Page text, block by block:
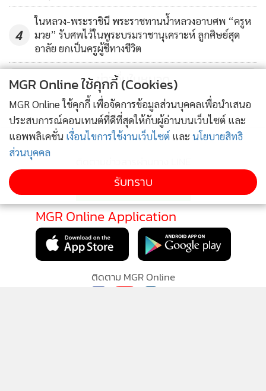
4
ในหลวง-พระราชินี พระราชทานน้ำหลวงอาบศพ “ครูห
มวย” รับศพไว้ในพระบรมราชานุเคราะห์ ลูกศิษย์สุด
อาลัย ยกเป็นครูผู้ชี้ทางชีวิต
ข่าวอื่นในหมวด
MGR Online Application
ติดตาม MGR Online
MGR Online ใช้คุกกี้ (Cookies)
MGR Online ใช้คุกกี้ เพื่อจัดการข้อมูลส่วนบุคคลเพื่อนำเสนอ
ประสบการณ์คอนเทนต์ที่ดีที่สุดให้กับผู้อ่านบนเว็บไซต์ และ
แอพพลิเคชั่น เงื่อนไขการใช้งานเว็บไซต์ และ นโยบายสิทธิ
ส่วนบุคคล
รับทราบ